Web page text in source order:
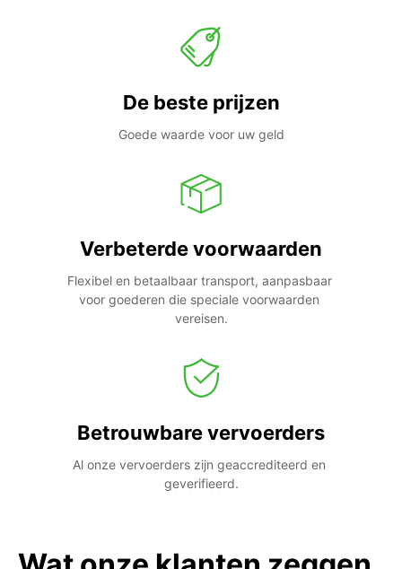
De beste prijzen
Goede waarde voor uw geld
Verbeterde voorwaarden
Flexibel en betaalbaar transport, aanpasbaar
voor goederen die speciale voorwaarden
vereisen.
Betrouwbare vervoerders
Al onze vervoerders zijn geaccrediteerd en
geverifieerd.